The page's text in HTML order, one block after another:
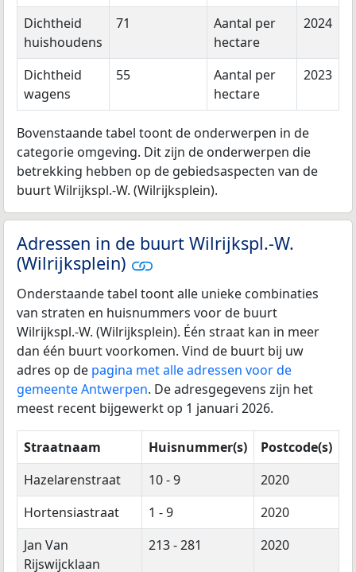
Dichtheid
huishoudens
71
Aantal per
hectare
2024
Dichtheid
wagens
55
Aantal per
hectare
2023
Bovenstaande tabel toont de onderwerpen in de
categorie omgeving. Dit zijn de onderwerpen die
betrekking hebben op de gebiedsaspecten van de
buurt Wilrijkspl.-W. (Wilrijksplein).
Adressen in de buurt Wilrijkspl.-W.
(Wilrijksplein)
Onderstaande tabel toont alle unieke combinaties
van straten en huisnummers voor de buurt
Wilrijkspl.-W. (Wilrijksplein). Één straat kan in meer
dan één buurt voorkomen. Vind de buurt bij uw
adres op de pagina met alle adressen voor de
gemeente Antwerpen. De adresgegevens zijn het
meest recent bijgewerkt op 1 januari 2026.
Straatnaam Huisnummer(s)
Postcode(s)
Hazelarenstraat
10 - 9
2020
Hortensiastraat
1 - 9
2020
Jan Van
Rijswijcklaan
213 - 281 2020